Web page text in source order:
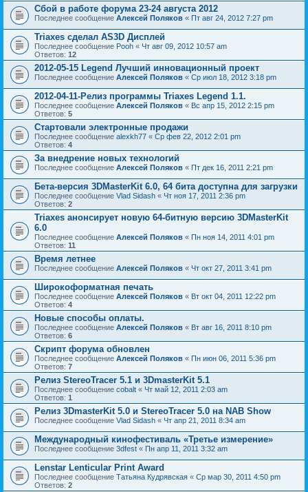
Сбой в работе форума 23-24 августа 2012
Последнее сообщение Алексей Поляков « Пт авг 24, 2012 7:27 pm
Triaxes сделал AS3D Дисплей
Последнее сообщение Pooh « Чт авг 09, 2012 10:57 am
Ответов: 12
2012-05-15 Legend Лучший инновационный проект
Последнее сообщение Алексей Поляков « Ср июл 18, 2012 3:18 pm
2012-04-11-Релиз программы Triaxes Legend 1.1.
Последнее сообщение Алексей Поляков « Вс апр 15, 2012 2:15 pm
Ответов: 5
Стартовали электронные продажи
Последнее сообщение alexkh77 « Ср фев 22, 2012 2:01 pm
Ответов: 4
За внедрение новых технологий
Последнее сообщение Алексей Поляков « Пт дек 16, 2011 2:21 pm
Бета-версия 3DMasterKit 6.0, 64 бита доступна для загрузки
Последнее сообщение Vlad Sidash « Чт ноя 17, 2011 2:36 pm
Ответов: 2
Triaxes анонсирует новую 64-битную версию 3DMasterKit
6.0
Последнее сообщение Алексей Поляков « Пн ноя 14, 2011 4:01 pm
Ответов: 11
Время летнее
Последнее сообщение Алексей Поляков « Чт окт 27, 2011 3:41 pm
Широкоформатная печать
Последнее сообщение Алексей Поляков « Вт окт 04, 2011 12:22 pm
Ответов: 4
Новые способы оплаты.
Последнее сообщение Алексей Поляков « Вт авг 16, 2011 8:10 pm
Ответов: 6
Скрипт форума обновлен
Последнее сообщение Алексей Поляков « Пн июн 06, 2011 5:36 pm
Ответов: 7
Релиз StereoTracer 5.1 и 3DmasterKit 5.1
Последнее сообщение cobalt « Чт май 12, 2011 2:03 am
Ответов: 1
Релиз 3DmasterKit 5.0 и StereoTracer 5.0 на NAB Show
Последнее сообщение Vlad Sidash « Чт апр 21, 2011 8:34 am
Международный кинофестиваль «Третье измерение»
Последнее сообщение 3dfest « Пн апр 11, 2011 3:32 am
Lenstar Lenticular Print Award
Последнее сообщение Татьяна Кудрявская « Ср мар 30, 2011 4:50 pm
Ответов: 2